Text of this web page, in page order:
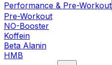
Performance & Pre-Workout
Pre-Workout
NO-Booster
Koffein
Beta Alanin
HMB